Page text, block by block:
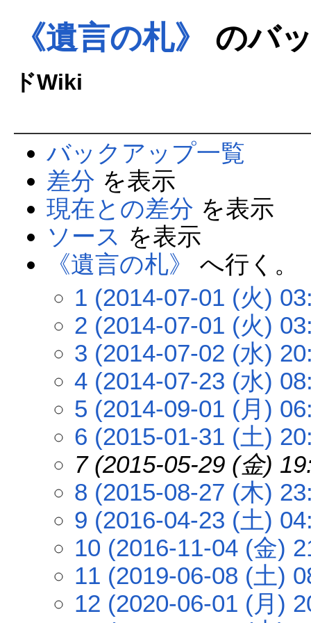
《遺言の札》 のバ
ドWiki
バックアップ一覧
差分 を表示
現在との差分 を表示
ソース を表示
《遺言の札》
へ行く。
1 (2014-07-01 (火)
2 (2014-07-01 (火)
3 (2014-07-02 (水)
4 (2014-07-23 (水)
5 (2014-09-01 (月)
6 (2015-01-31 (土)
7 (2015-05-29 (金)
8 (2015-08-27 (木)
9 (2016-04-23 (土)
10 (2016-11-04 (金)
11 (2019-06-08 (土)
12 (2020-06-01 (月)